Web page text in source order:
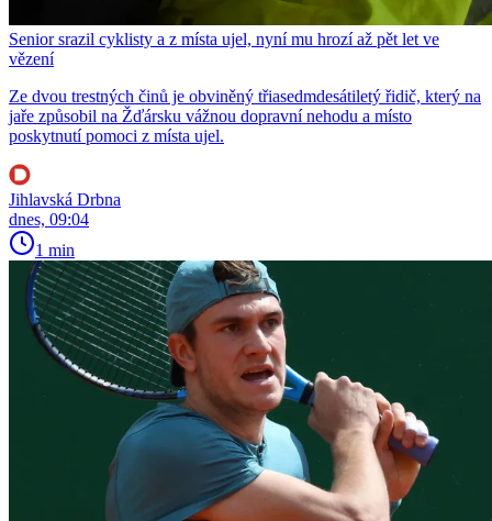
Senior srazil cyklisty a z místa ujel, nyní mu hrozí až pět let ve
vězení
Ze dvou trestných činů je obviněný třiasedmdesátiletý řidič, který na
jaře způsobil na Žďársku vážnou dopravní nehodu a místo
poskytnutí pomoci z místa ujel.
Jihlavská Drbna
dnes, 09:04
1 min